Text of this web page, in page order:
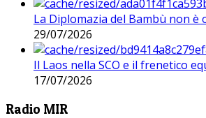
La Diplomazia del Bambù non
29/07/2026
Il Laos nella SCO e il frenetico
17/07/2026
Radio MIR